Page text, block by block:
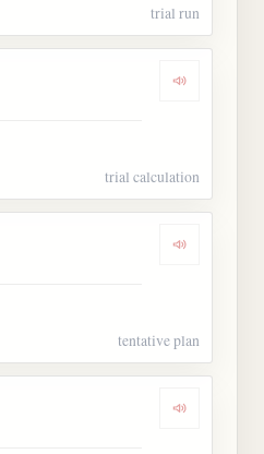
trial run
Dengarkan
trial calculation
Dengarkan
tentative plan
Dengarkan